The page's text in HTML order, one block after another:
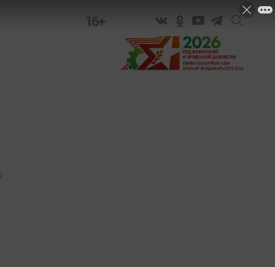
16+
0